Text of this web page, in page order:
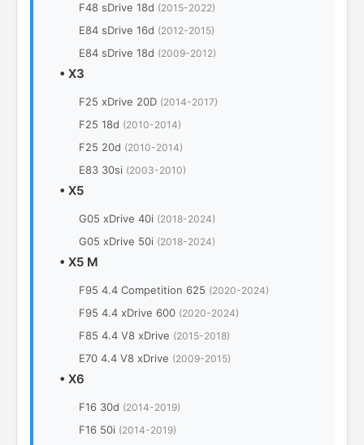
F48 sDrive 18d (2015-2022)
E84 sDrive 16d (2012-2015)
E84 sDrive 18d (2009-2012)
• X3
F25 xDrive 20D (2014-2017)
F25 18d (2010-2014)
F25 20d (2010-2014)
E83 30si (2003-2010)
• X5
G05 xDrive 40i (2018-2024)
G05 xDrive 50i (2018-2024)
• X5 M
F95 4.4 Competition 625 (2020-2024)
F95 4.4 xDrive 600 (2020-2024)
F85 4.4 V8 xDrive (2015-2018)
E70 4.4 V8 xDrive (2009-2015)
• X6
F16 30d (2014-2019)
F16 50i (2014-2019)